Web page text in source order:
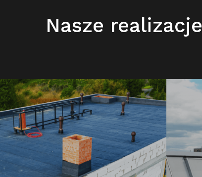
Nasze realizacje